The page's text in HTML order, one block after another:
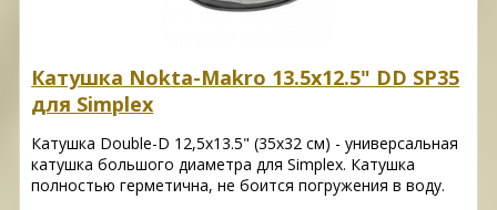
Катушка Nokta-Makro 13.5х12.5" DD SP35
для Simplex
Катушка Double-D 12,5x13.5" (35х32 см) - универсальная
катушка большого диаметра для Simplex. Катушка
полностью герметична, не боится погружения в воду.